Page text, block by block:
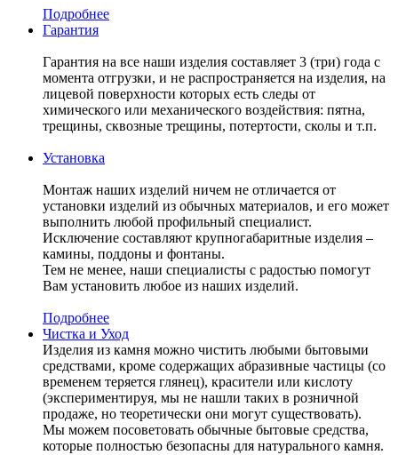
Подробнее
Гарантия
Гарантия на все наши изделия составляет 3 (три) года с
момента отгрузки, и не распространяется на изделия, на
лицевой поверхности которых есть следы от
химического или механического воздействия: пятна,
трещины, сквозные трещины, потертости, сколы и т.п.
Установка
Монтаж наших изделий ничем не отличается от
установки изделий из обычных материалов, и его может
выполнить любой профильный специалист.
Исключение составляют крупногабаритные изделия –
камины, поддоны и фонтаны.
Тем не менее, наши специалисты с радостью помогут
Вам установить любое из наших изделий.
Подробнее
Чистка и Уход
Изделия из камня можно чистить любыми бытовыми
средствами, кроме содержащих абразивные частицы (со
временем теряется глянец), красители или кислоту
(экспериментируя, мы не нашли таких в розничной
продаже, но теоретически они могут существовать).
Мы можем посоветовать обычные бытовые средства,
которые полностью безопасны для натурального камня.